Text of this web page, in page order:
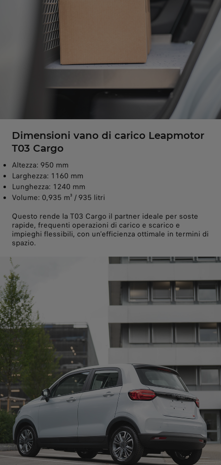
Dimensioni vano di carico Leapmotor
T03 Cargo
Altezza: 950 mm
Larghezza: 1160 mm
Lunghezza: 1240 mm
Volume: 0,935 m³ / 935 litri
Questo rende la T03 Cargo il partner ideale per soste
rapide, frequenti operazioni di carico e scarico e
impieghi flessibili, con un’efficienza ottimale in termini di
spazio.